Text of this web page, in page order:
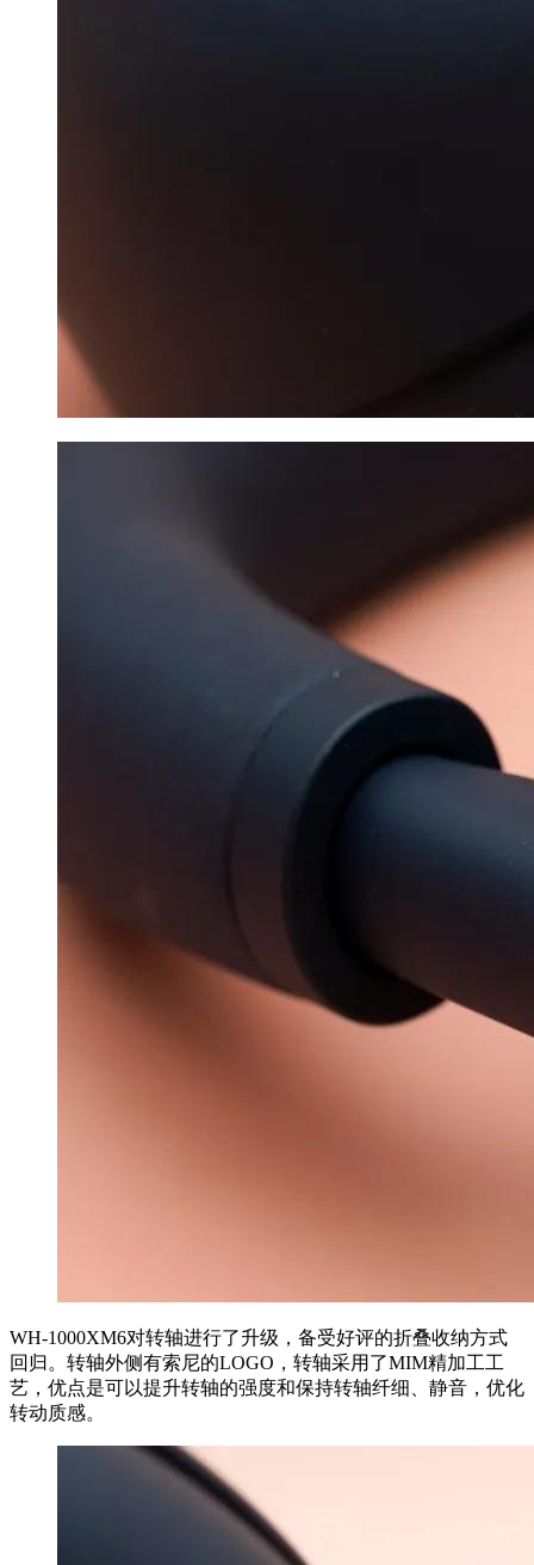
WH-1000XM6对转轴进行了升级，备受好评的折叠收纳方式
回归。转轴外侧有索尼的LOGO，转轴采用了MIM精加工工
艺，优点是可以提升转轴的强度和保持转轴纤细、静音，优化
转动质感。